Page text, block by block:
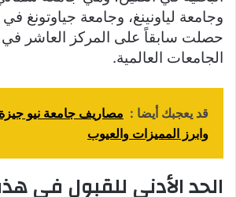
وجامعة لياونينغ، وجامعة جياوتونغ
حصلت سابقاً على المركز العاشر
الجامعات العالمية.
قد يعجبك أيضا :
وابرز المميزات والعيوب
الحد الأدنى للقبول في